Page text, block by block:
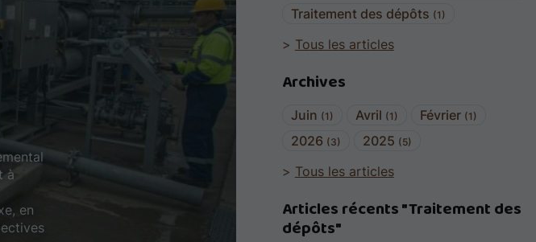
Traitement des dépôts (1)
Tous les articles
Archives
Juin (1) Avril (1) Février (1)
2026 (3) 2025 (5)
Tous les articles
Articles récents "Traitement des
dépôts"
à
en